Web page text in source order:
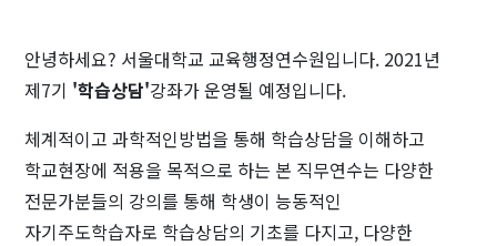
안녕하세요? 서울대학교 교육행정연수원입니다. 2021년
제7기 '학습상담'강좌가 운영될 예정입니다.
체계적이고 과학적인방법을 통해 학습상담을 이해하고
학교현장에 적용을 목적으로 하는 본 직무연수는 다양한
전문가분들의 강의를 통해 학생이 능동적인
자기주도학습자로 학습상담의 기초를 다지고, 다양한